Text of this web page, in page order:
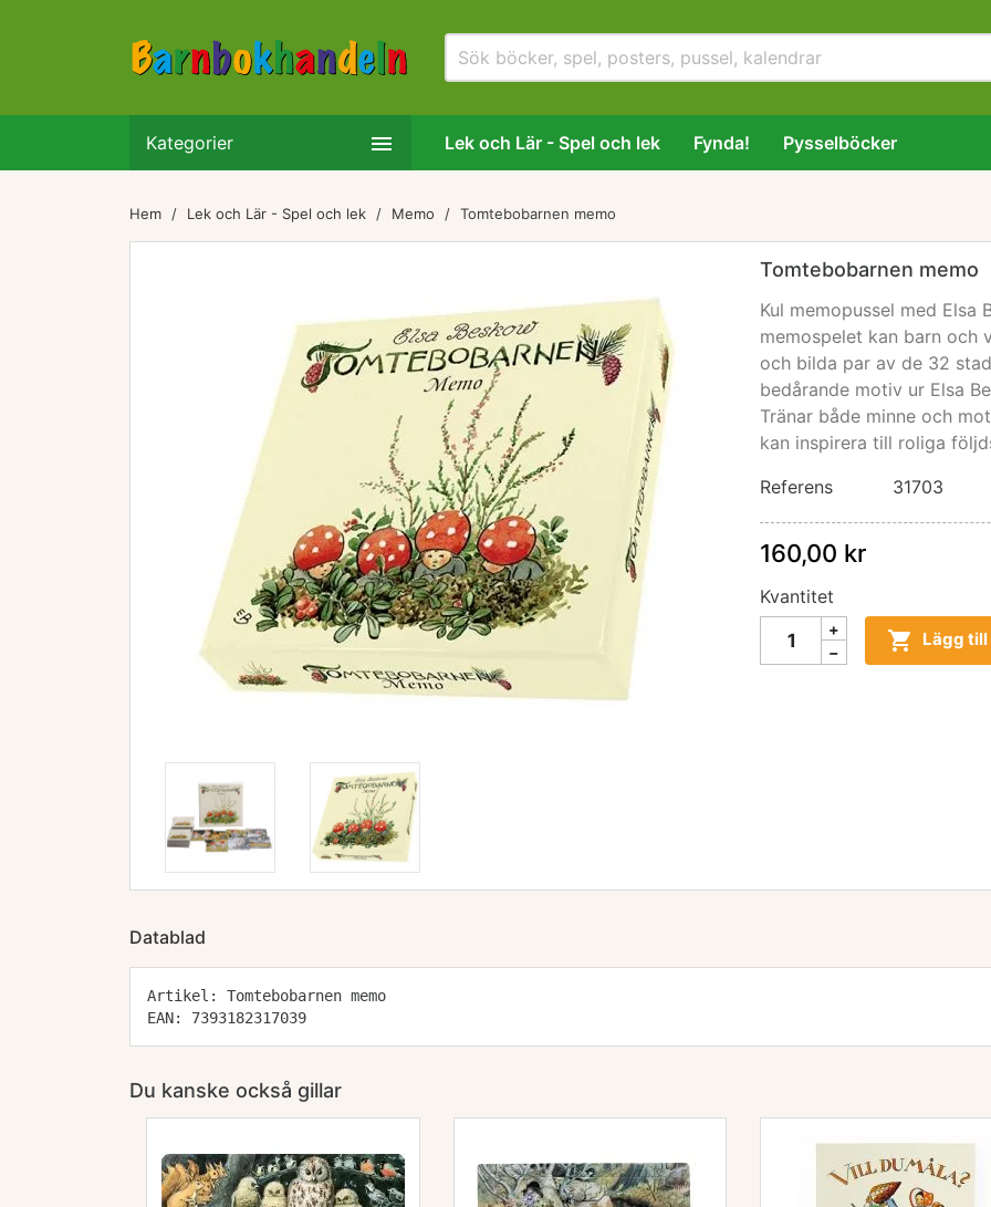
Kategorier  Lek och Lär - Spel och lek Fynda! Pysselböcker
Hem Lek och Lär - Spel och lek Memo Tomtebobarnen memo
Tomtebobarnen memo
Kul memopussel med Elsa
memospelet kan barn och
och bilda par av de 32
bedårande motiv ur Elsa
Tränar både minne och
kan inspirera till roliga
Referens
31703
160,00 kr
Kvantitet
 Lägg
Datablad
Artikel: Tomtebobarnen memo
EAN: 7393182317039
Du kanske också gillar